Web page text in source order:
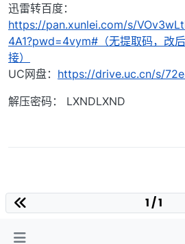
迅雷转百度：
https://pan.xunlei.com/s/
4A1?pwd=4vym#（无提取码，改
接）
UC网盘： https://drive.uc.cn/s/
解压密码： LXNDLXND
1 / 1